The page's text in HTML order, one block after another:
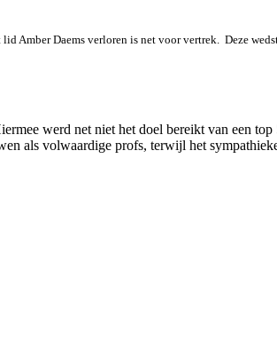
Amber Daems verloren is net voor vertrek. Deze
werd net niet het doel bereikt van een top
als volwaardige profs, terwijl het